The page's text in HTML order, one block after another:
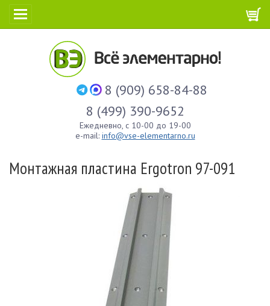
8 (909) 658-84-88
8 (499) 390-9652
Ежедневно, с 10-00 до 19-00
e-mail: info@vse-elementarno.ru
Монтажная пластина Ergotron 97-091